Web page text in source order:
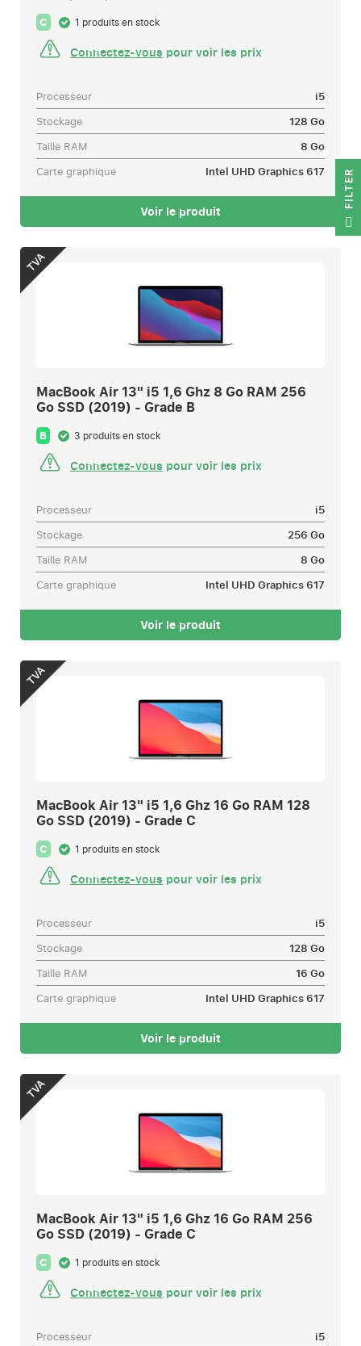
C 1 produits en stock
Connectez-vous pour voir les prix
Processeur
i5
Stockage
128 Go
Taille RAM
8 Go
Carte graphique
Intel UHD Graphics 617
Voir le produit
TVA
MacBook Air 13" i5 1,6 Ghz 8 Go RAM 256
Go SSD (2019) - Grade B
B 3 produits en stock
Connectez-vous pour voir les prix
Processeur
i5
Stockage
256 Go
Taille RAM
8 Go
Carte graphique
Intel UHD Graphics 617
Voir le produit
TVA
MacBook Air 13" i5 1,6 Ghz 16 Go RAM 128
Go SSD (2019) - Grade C
C 1 produits en stock
Connectez-vous pour voir les prix
Processeur
i5
Stockage
128 Go
Taille RAM
16 Go
Carte graphique
Intel UHD Graphics 617
Voir le produit
TVA
MacBook Air 13" i5 1,6 Ghz 16 Go RAM 256
Go SSD (2019) - Grade C
C 1 produits en stock
Connectez-vous pour voir les prix
Processeur
i5
R